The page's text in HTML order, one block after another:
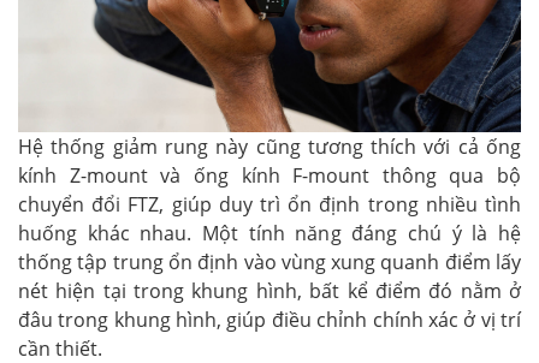
Hệ thống giảm rung này cũng tương thích với cả ống
kính Z-mount và ống kính F-mount thông qua bộ
chuyển đổi FTZ, giúp duy trì ổn định trong nhiều tình
huống khác nhau. Một tính năng đáng chú ý là hệ
thống tập trung ổn định vào vùng xung quanh điểm lấy
nét hiện tại trong khung hình, bất kể điểm đó nằm ở
đâu trong khung hình, giúp điều chỉnh chính xác ở vị trí
cần thiết.